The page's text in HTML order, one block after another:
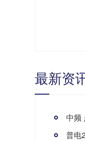
最新资
中频
普电